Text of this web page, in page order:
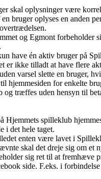
skal oplysninger være
bruger oplyses en anden
og Egmont forbeholder
have én aktiv bruger på
er ikke tilladt at have flere
varsel slette en bruger,
hjemmesiden for enkelte
og træffes uden hensyn til
Hjemmets spilleklub
i det hele taget.
enten være lavet i
skal det dreje sig om et
sig ret til at fremhæve
side. F.eks. i